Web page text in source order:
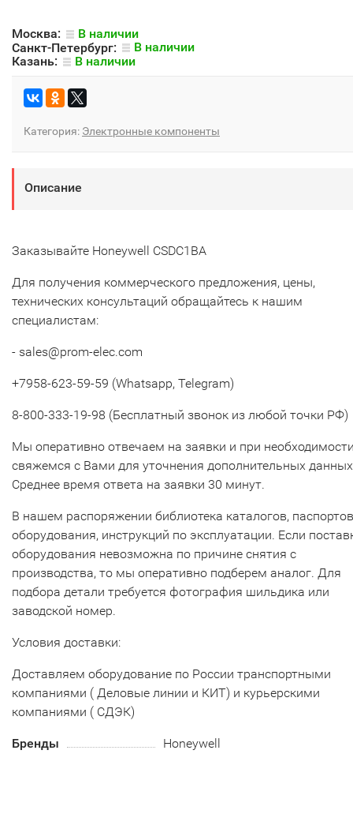
Москва:
В наличии
Санкт-Петербург:
В наличии
Казань:
В наличии
Категория: Электронные компоненты
Описание
Заказывайте Honeywell CSDC1BA
Для получения коммерческого предложения, цены,
технических консультаций обращайтесь к нашим
специалистам:
- sales@prom-elec.com
+7958-623-59-59 (Whatsapp, Telegram)
8-800-333-19-98 (Бесплатный звонок из любой точки РФ)
Мы оперативно отвечаем на заявки и при
свяжемся с Вами для уточнения дополнительных
Среднее время ответа на заявки 30 минут.
В нашем распоряжении библиотека каталогов, паспортов
оборудования, инструкций по эксплуатации. Если
оборудования невозможна по причине снятия с
производства, то мы оперативно подберем аналог. Для
подбора детали требуется фотография шильдика или
заводской номер.
Условия доставки:
Доставляем оборудование по России транспортными
компаниями ( Деловые линии и КИТ) и курьерскими
компаниями ( СДЭК)
Бренды Honeywell